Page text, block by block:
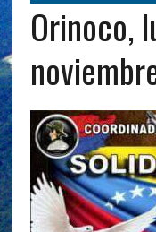
Orinoco,